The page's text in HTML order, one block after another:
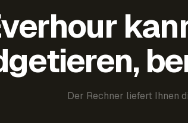
Der Rechner liefert Ihnen